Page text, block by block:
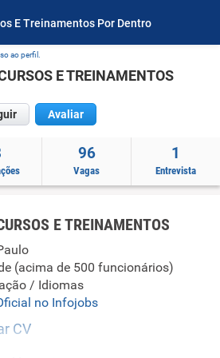
E Treinamentos Por Dentro
ao perfil.
E TREINAMENTOS
Avaliar
96
Vagas
1
Entrevista
E TREINAMENTOS
(acima de 500 funcionários)
/ Idiomas
no Infojobs
CV